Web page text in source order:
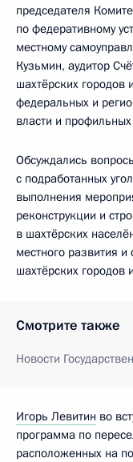
председателя
по федеративному
местному
Кузьмин, аудитор
шахтёрских городов
федеральных и
власти и
Обсуждались
с подработанных
выполнения
реконструкции и
в шахтёрских
местного развития и
шахтёрских городов
Смотрите также
Новости
Игорь Левитин во
программа по
расположенных на